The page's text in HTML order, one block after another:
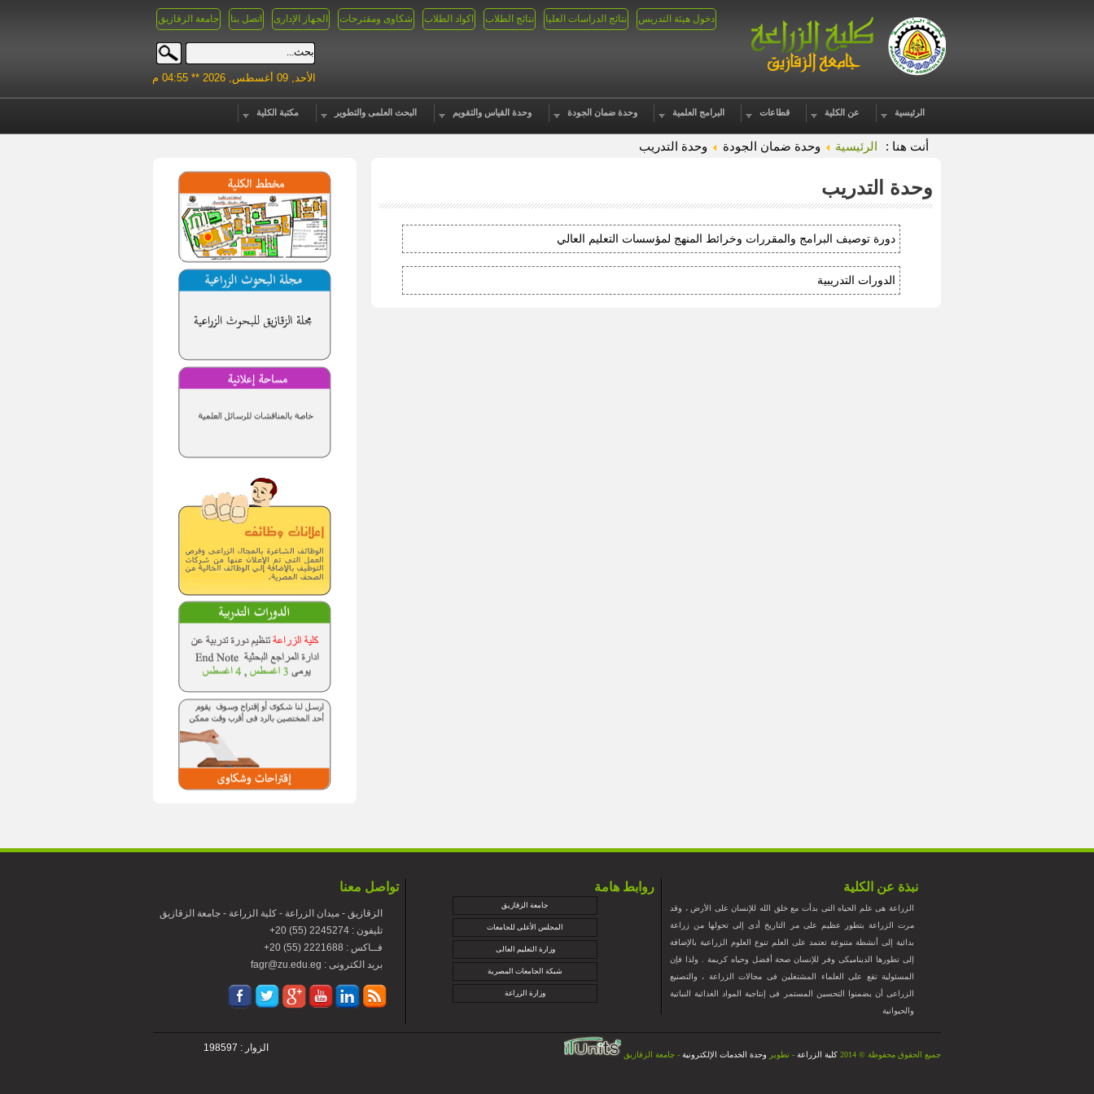
جامعة الزقازيق اتصل بنا الجهاز الإدارى شكاوى ومقترحات اكواد الطلاب نتائج الطلاب نتائج الدراسات العليا دخول هيئة التدريس
الأحد, 09 أغسطس, 2026 ** 04:55 م
الرئيسية عن الكلية قطاعات البرامج العلمية وحدة ضمان الجودة وحدة القياس والتقويم البحث العلمى والتطوير مكتبة الكلية
أنت هنا : الرئيسية وحدة ضمان الجودة وحدة التدريب
وحدة التدريب
دورة توصيف البرامج والمقررات وخرائط المنهج لمؤسسات التعليم العالي
الدورات التدريبية
تواصل معنا
الزقازيق - ميدان الزراعة - كلية الزراعة - جامعة الزقازيق
+تليفون : 2245274 (55) 20
+فــاكس : 2221688 (55) 20
fagr@zu.edu.eg : بريد الكترونى
روابط هامة
جامعة الزقازيق
المجلس الأعلى للجامعات
وزارة التعليم العالى
شبكة الجامعات المصرية
وزارة الزراعة
نبذة عن الكلية
الزراعة هى علم الحياه التى بدأت مع خلق الله للإنسان على الأرض ، وقد
مرت الزراعة بتطور عظيم على مر التاريخ أدى إلى تحولها من زراعة
بدائية إلى أنشطة متنوعة تعتمد على العلم تنوع العلوم الزراعية بالإضافة
إلى تطورها الديناميكى وفر للإنسان صحة أفضل وحياه كريمة . ولذا فإن
المسئولية تقع على العلماء المشتغلين فى مجالات الزراعة ، والتصنيع
الزراعى أن يضمنوا التحسين المستمر فى إنتاجية المواد الغذائية النباتية
والحيوانية
جميع الحقوق محفوظة © 2014 كلية الزراعة - تطوير وحدة الخدمات الإلكترونية - جامعة الزقازيق
الزوار : 198597